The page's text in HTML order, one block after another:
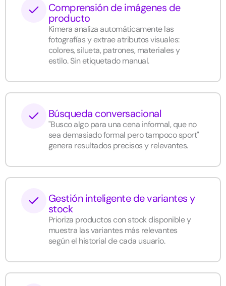
Comprensión de imágenes de
producto
Kimera analiza automáticamente las
fotografías y extrae atributos visuales:
colores, silueta, patrones, materiales y
estilo. Sin etiquetado manual.
Búsqueda conversacional
"Busco algo para una cena informal, que no
sea demasiado formal pero tampoco sport"
genera resultados precisos y relevantes.
Gestión inteligente de variantes y
stock
Prioriza productos con stock disponible y
muestra las variantes más relevantes
según el historial de cada usuario.